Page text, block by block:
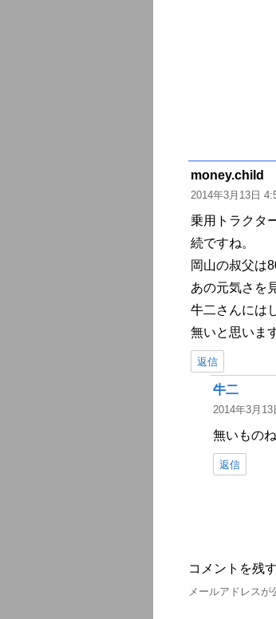
money.child
2014年3月13日
乗用トラクタ
続ですね。
岡山の叔父は
あの元気さを
牛二さんには
無いと思いま
返信
牛二よ
り:
2014年3月
無いもの
返信
コメントを残す
メールアドレスが